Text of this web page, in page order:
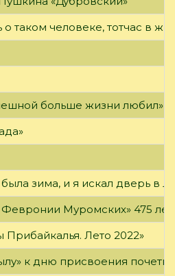
таком человеке, тотчас в
больше жизни любил»
зима, и я искал дверь в
Муромских» 475
Лето 2022»
к дню присвоения